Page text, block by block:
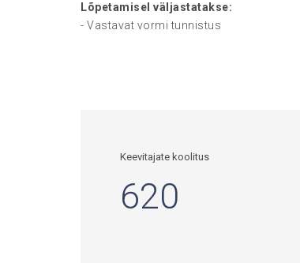
Lõpetamisel väljastatakse:
- Vastavat vormi tunnistus
Keevitajate koolitus
620